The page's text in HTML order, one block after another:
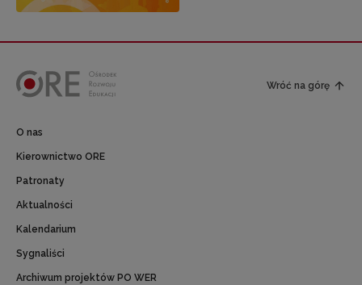
Wróć na górę
O nas
Kierownictwo ORE
Patronaty
Aktualności
Kalendarium
Sygnaliści
Archiwum projektów PO WER